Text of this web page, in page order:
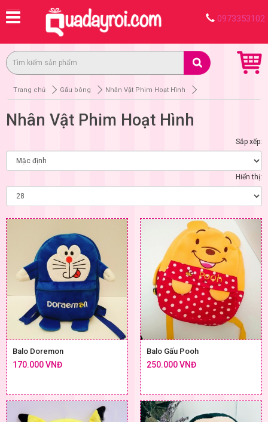
0973353102
Trang chủ Gấu bông Nhân Vật Phim Hoạt Hình
Nhân Vật Phim Hoạt Hình
Sắp xếp:
Hiển thị:
Balo Doremon
170.000 VNĐ
Balo Gấu Pooh
250.000 VNĐ